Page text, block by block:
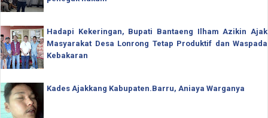
Hadapi Kekeringan, Bupati Bantaeng Ilham Azikin Ajak
Masyarakat Desa Lonrong Tetap Produktif dan Waspada
Kebakaran
Kades Ajakkang Kabupaten.Barru, Aniaya Warganya